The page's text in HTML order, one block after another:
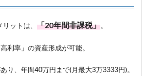
ットは、 「20年間非課税」。
利率」の資産形成が可能。
り、年間40万円まで(月最大3万3333円)。